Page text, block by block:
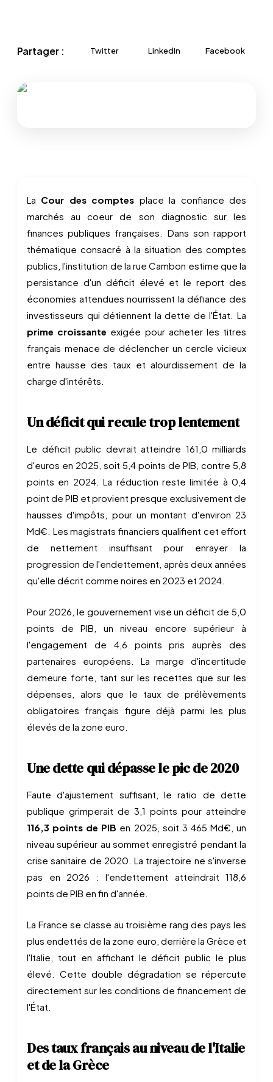
Partager : Twitter LinkedIn Facebook
La Cour des comptes place la confiance des
marchés au coeur de son diagnostic sur les
finances publiques françaises. Dans son rapport
thématique consacré à la situation des comptes
publics, l'institution de la rue Cambon estime que la
persistance d'un déficit élevé et le report des
économies attendues nourrissent la défiance des
investisseurs qui détiennent la dette de l'État. La
prime croissante exigée pour acheter les titres
français menace de déclencher un cercle vicieux
entre hausse des taux et alourdissement de la
charge d'intérêts.
Un déficit qui recule trop lentement
Le déficit public devrait atteindre 161,0 milliards
d'euros en 2025, soit 5,4 points de PIB, contre 5,8
points en 2024. La réduction reste limitée à 0,4
point de PIB et provient presque exclusivement de
hausses d'impôts, pour un montant d'environ 23
Md€. Les magistrats financiers qualifient cet effort
de nettement insuffisant pour enrayer la
progression de l'endettement, après deux années
qu'elle décrit comme noires en 2023 et 2024.
Pour 2026, le gouvernement vise un déficit de 5,0
points de PIB, un niveau encore supérieur à
l'engagement de 4,6 points pris auprès des
partenaires européens. La marge d'incertitude
demeure forte, tant sur les recettes que sur les
dépenses, alors que le taux de prélèvements
obligatoires français figure déjà parmi les plus
élevés de la zone euro.
Une dette qui dépasse le pic de 2020
Faute d'ajustement suffisant, le ratio de dette
publique grimperait de 3,1 points pour atteindre
116,3 points de PIB en 2025, soit 3 465 Md€, un
niveau supérieur au sommet enregistré pendant la
crise sanitaire de 2020. La trajectoire ne s'inverse
pas en 2026 : l'endettement atteindrait 118,6
points de PIB en fin d'année.
La France se classe au troisième rang des pays les
plus endettés de la zone euro, derrière la Grèce et
l'Italie, tout en affichant le déficit public le plus
élevé. Cette double dégradation se répercute
directement sur les conditions de financement de
l'État.
Des taux français au niveau de l'Italie
et de la Grèce